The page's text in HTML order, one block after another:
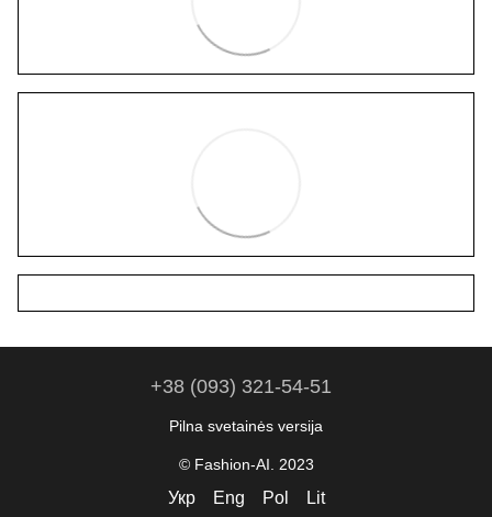
+38 (093) 321-54-51
Pilna svetainės versija
© Fashion-AI. 2023
Укр Eng Pol Lit